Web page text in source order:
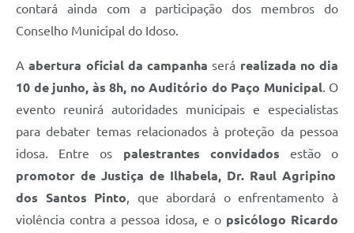
contará ainda com a participação dos membros do
Conselho Municipal do Idoso.
Aabertura oficial da campanha será realizada no dia
10 de junho, às 8h, no Auditório do Paço Municipal . O
evento reunirá autoridades municipais e especialistas
para debater temas relacionados à proteção da pessoa
idosa. Entre os palestrantes convidados estão o
promotor de Justiça de Ilhabela, Dr. Raul Agripino
dos Santos Pinto , que abordará o enfrentamento à
violência contra a pessoa idosa, e o psicólogo Ricardo